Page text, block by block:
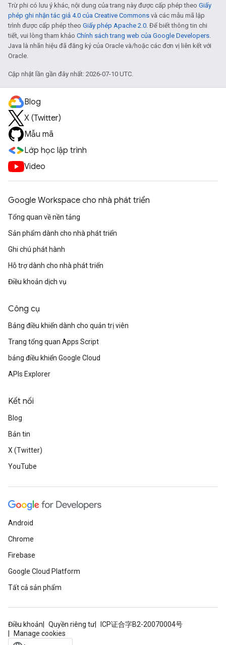
Trừ phi có lưu ý khác, nội dung của trang này được cấp phép theo Giấy
phép ghi nhận tác giả 4.0 của Creative Commons và các mẫu mã lập
trình được cấp phép theo Giấy phép Apache 2.0. Để biết thông tin chi
tiết, vui lòng tham khảo Chính sách trang web của Google Developers.
Java là nhãn hiệu đã đăng ký của Oracle và/hoặc các đơn vị liên kết với
Oracle.
Cập nhật lần gần đây nhất: 2026-07-10 UTC.
Blog
X (Twitter)
Mẫu mã
Lớp học lập trình
Video
Google Workspace cho nhà phát triển
Tổng quan về nền tảng
Sản phẩm dành cho nhà phát triển
Ghi chú phát hành
Hỗ trợ dành cho nhà phát triển
Điều khoản dịch vụ
Công cụ
Bảng điều khiển dành cho quản trị viên
Trang tổng quan Apps Script
bảng điều khiển Google Cloud
APIs Explorer
Kết nối
Blog
Bản tin
X (Twitter)
YouTube
Android
Chrome
Firebase
Google Cloud Platform
Tất cả sản phẩm
Điều khoản Quyền riêng tư
ICP证合字B2-20070004号
Manage cookies